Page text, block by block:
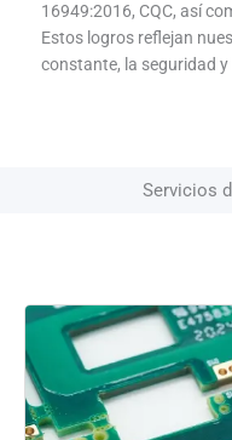
16949:2016, CQC, así
Estos logros reflejan
constante, la seguridad
Servicios